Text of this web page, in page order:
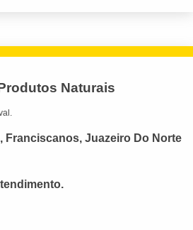
Naturais
Franciscanos, Juazeiro Do Norte